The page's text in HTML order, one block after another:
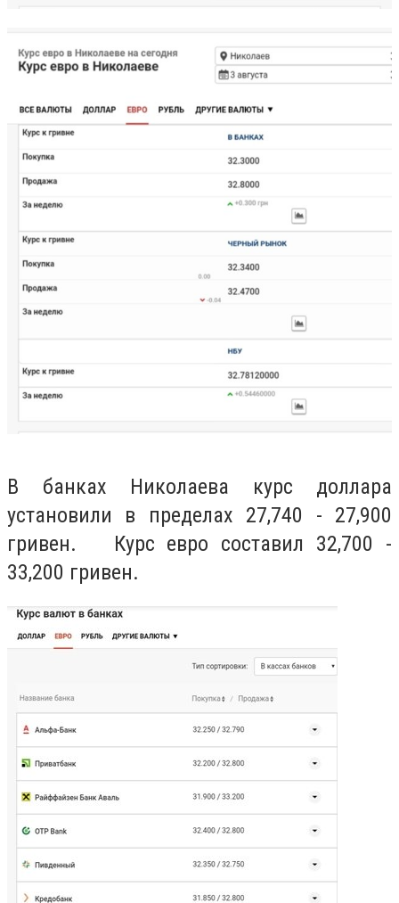
В банках Николаева курс доллара
установили в пределах 27,740 - 27,900
гривен. Курс евро составил 32,700 -
33,200 гривен.